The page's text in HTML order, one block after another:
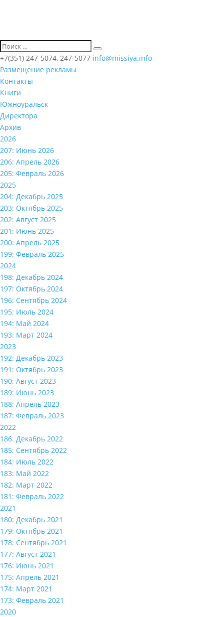
+7(351) 247-5074, 247-5077 info@missiya.info
Размещение рекламы
Контакты
Книги
Южноуральск
Директора
Архив
2026
207: Июнь 2026
206: Апрель 2026
205: Февраль 2026
2025
204: Декабрь 2025
203: Октябрь 2025
202: Август 2025
201: Июнь 2025
200: Апрель 2025
199: Февраль 2025
2024
198: Декабрь 2024
197: Октябрь 2024
196: Сентябрь 2024
195: Июль 2024
194: Май 2024
193: Март 2024
2023
192: Декабрь 2023
191: Октябрь 2023
190: Август 2023
189: Июнь 2023
188: Апрель 2023
187: Февраль 2023
2022
186: Декабрь 2022
185: Сентябрь 2022
184: Июль 2022
183: Май 2022
182: Март 2022
181: Февраль 2022
2021
180: Декабрь 2021
179: Октябрь 2021
178: Сентябрь 2021
177: Август 2021
176: Июнь 2021
175: Апрель 2021
174: Март 2021
173: Февраль 2021
2020